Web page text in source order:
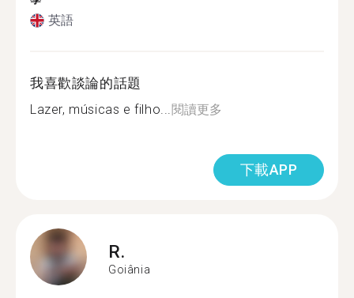
英語
我喜歡談論的話題
Lazer, músicas e filho...閱讀更多
下載APP
R.
Goiânia